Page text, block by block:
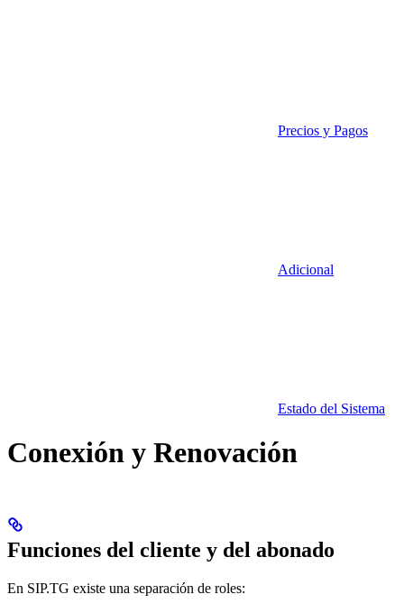
Precios y Pagos
Adicional
Estado del Sistema
Conexión y Renovación
Funciones del cliente y del abonado
En SIP.TG existe una separación de roles: